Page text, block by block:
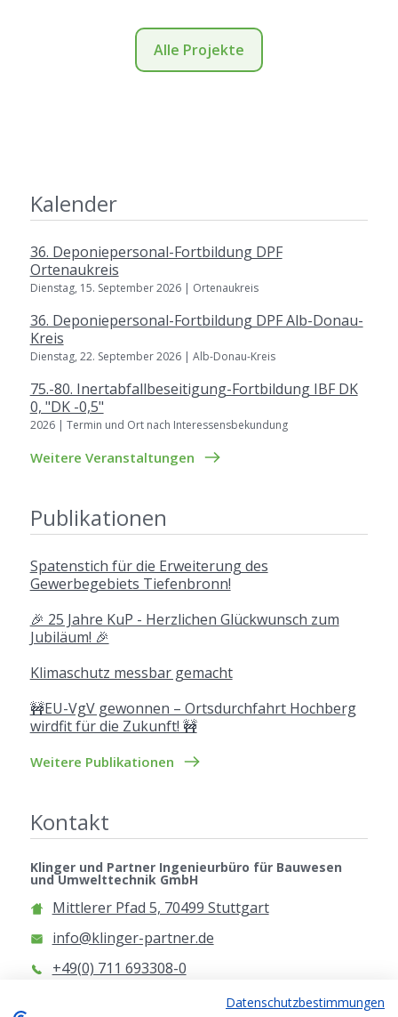
Alle Projekte
Kalender
36. Deponiepersonal-Fortbildung DPF
Ortenaukreis
Dienstag, 15. September 2026 | Ortenaukreis
36. Deponiepersonal-Fortbildung DPF Alb-Donau-
Kreis
Dienstag, 22. September 2026 | Alb-Donau-Kreis
75.-80. Inertabfallbeseitigung-Fortbildung IBF DK
0, "DK -0,5"
2026 | Termin und Ort nach Interessensbekundung
Weitere Veranstaltungen
Publikationen
Spatenstich für die Erweiterung des
Gewerbegebiets Tiefenbronn!
🎉 25 Jahre KuP - Herzlichen Glückwunsch zum
Jubiläum! 🎉
Klimaschutz messbar gemacht
🚧EU-VgV gewonnen – Ortsdurchfahrt Hochberg
wirdfit für die Zukunft! 🚧
Weitere Publikationen
Kontakt
Klinger und Partner Ingenieurbüro für Bauwesen
und Umwelttechnik GmbH
Mittlerer Pfad 5, 70499 Stuttgart
info@klinger-partner.de
+49(0) 711 693308-0
Datenschutzbestimmungen